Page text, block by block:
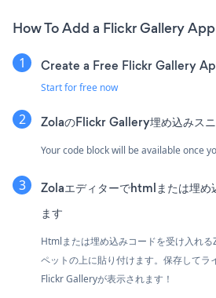
How To Add a Flickr Gallery
Create a Free Flickr Gallery
Start for free now
ZolaのFlickr Gallery埋め込みスニ
Your code block will be available once
Zolaエディターでhtmlまたは埋め
ます
Htmlまたは埋め込みコードを受け入れ
ペットの上に貼り付けます。保存してラ
Flickr Galleryが表示されます！